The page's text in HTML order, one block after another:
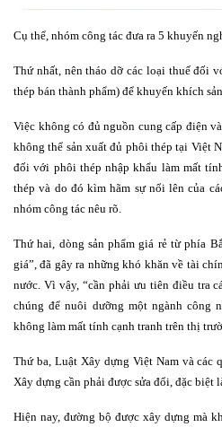
Cụ thể, nhóm công tác đưa ra 5 khuyến
Thứ nhất, nên tháo dỡ các loại thuế đối
thép bán thành phẩm) để khuyến khích
Việc không có đủ nguồn cung cấp điện
không thể sản xuất đủ phôi thép tại Việt
đối với phôi thép nhập khẩu làm mất
thép và do đó kìm hãm sự nổi lên của
nhóm công tác nêu rõ.
Thứ hai, dòng sản phẩm giá rẻ từ phía
giá”, đã gây ra những khó khăn về tài
nước. Vì vậy, “cần phải ưu tiên điều tra
chúng để nuôi dưỡng một ngành công
không làm mất tính cạnh tranh trên thị
Thứ ba, Luật Xây dựng Việt Nam và
Xây dựng cần phải được sửa đổi, đặc biệt
Hiện nay, đường bộ được xây dựng mà